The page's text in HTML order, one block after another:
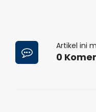
Artikel ini
0